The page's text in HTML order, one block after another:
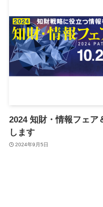
2024 知財・情報フェア
します
2024年9月5日